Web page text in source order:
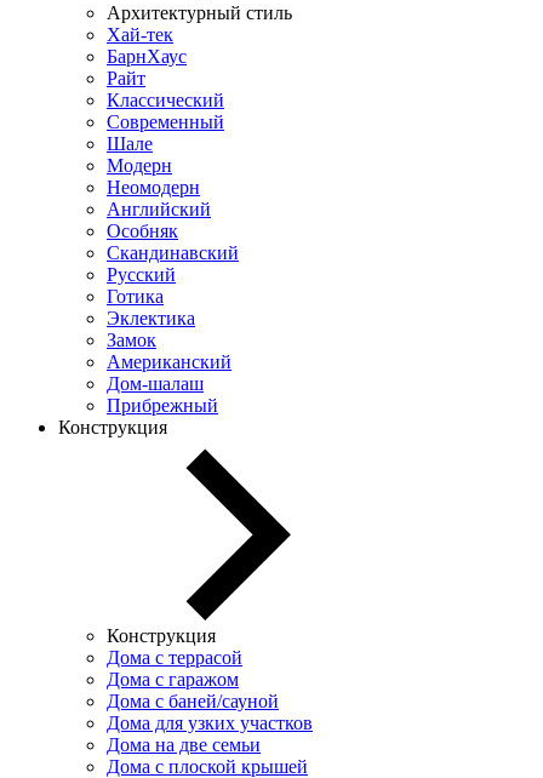
Архитектурный стиль
Хай-тек
БарнХаус
Райт
Классический
Современный
Шале
Модерн
Неомодерн
Английский
Особняк
Скандинавский
Русский
Готика
Эклектика
Замок
Американский
Дом-шалаш
Прибрежный
Конструкция
Конструкция
Дома с террасой
Дома с гаражом
Дома с баней/сауной
Дома для узких участков
Дома на две семьи
Дома с плоской крышей